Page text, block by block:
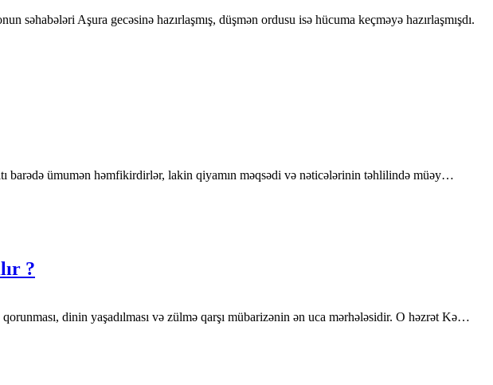
Aşura gecəsinə hazırlaşmış, düşmən ordusu isə hücuma keçməyə hazırlaşmışdı.
barədə ümumən həmfikirdirlər, lakin qiyamın məqsədi və nəticələrinin təhlilində müəy…
?
dinin yaşadılması və zülmə qarşı mübarizənin ən uca mərhələsidir. O həzrət Kə…